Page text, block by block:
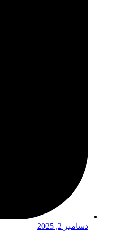
دسامبر 2, 2025